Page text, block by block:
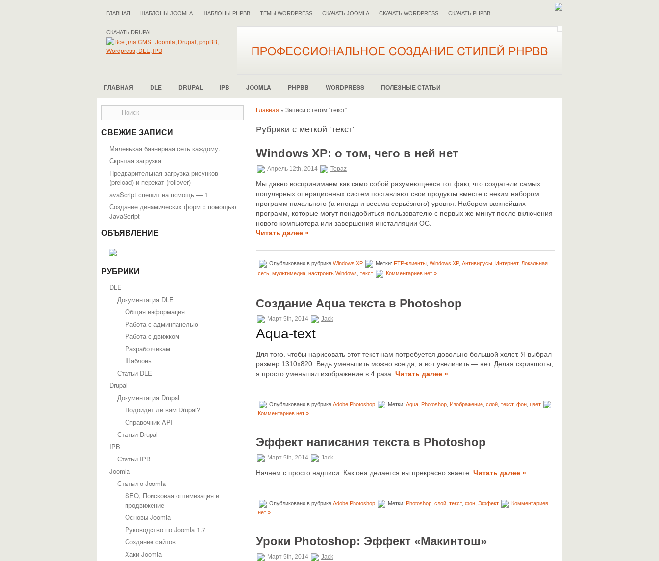
ГЛАВНАЯ ШАБЛОНЫ JOOMLA ШАБЛОНЫ PHPBB ТЕМЫ WORDPRESS СКАЧАТЬ JOOMLA СКАЧАТЬ WORDPRESS СКАЧАТЬ PHPBB
СКАЧАТЬ DRUPAL
ГЛАВНАЯ DLE DRUPAL IPB JOOMLA PHPBB WORDPRESS ПОЛЕЗНЫЕ СТАТЬИ
СВЕЖИЕ ЗАПИСИ
Маленькая баннерная сеть каждому.
Скрытая загрузка
Предварительная загрузка рисунков
(preload) и перекат (rollover)
avaScript спешит на помощь — 1
Создание динамических форм с помощью
JavaScript
ОБЪЯВЛЕНИЕ
РУБРИКИ
DLE
Документация DLE
Общая информация
Работа с админпанелью
Работа с движком
Разработчикам
Шаблоны
Статьи DLE
Drupal
Документация Drupal
Подойдёт ли вам Drupal?
Справочник API
Статьи Drupal
IPB
Статьи IPB
Joomla
Статьи о Joomla
SEO, Поисковая оптимизация и
продвижение
Основы Joomla
Руководство по Joomla 1.7
Создание сайтов
Хаки Joomla
Главная » Записи с тегом "текст"
Рубрики с меткой ‘текст’
Windows XP: о том, чего в ней нет
Апрель 12th, 2014 Topaz
Мы давно воспринимаем как само собой разумеющееся тот факт, что создатели самых
популярных операционных систем поставляют свои продукты вместе с неким набором
программ начального (а иногда и весьма серьёзного) уровня. Набором важнейших
программ, которые могут понадобиться пользователю с первых же минут после включения
нового компьютера или завершения инсталляции ОС.
Читать далее »
Опубликовано в рубрике Windows XP Метки: FTP-клиенты Windows XP, Антивирусы Интернет, Локальная
сеть мультимедиа настроить Windows текст Комментариев нет »
Создание Aqua текста в Photoshop
Март 5th, 2014 Jack
Aqua-text
Для того, чтобы нарисовать этот текст нам потребуется довольно большой холст. Я выбрал
размер 1310х820. Ведь уменьшить можно всегда, а вот увеличить — нет. Делая скриншоты,
я просто уменьшал изображение в 4 раза. Читать далее »
Опубликовано в рубрике Adobe Photoshop Метки: Aqua Photoshop Изображение слой текст, фон цвет
Комментариев нет »
Эффект написания текста в Photoshop
Март 5th, 2014 Jack
Начнем с просто надписи. Как она делается вы прекрасно знаете. Читать далее »
Опубликовано в рубрике Adobe Photoshop Метки: Photoshop слой текст, фон Эффект
Комментариев
нет »
Уроки Photoshop: Эффект «Макинтош»
Март 5th, 2014 Jack